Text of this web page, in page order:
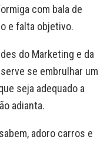
com bala de
e falta objetivo.
do Marketing e da
se embrulhar um
seja adequado a
adianta.
adoro carros e